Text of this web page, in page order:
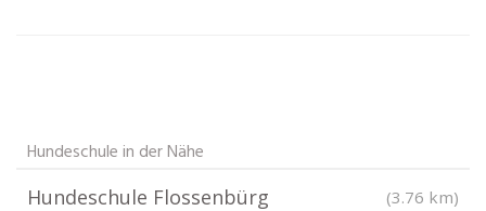
Hundeschule in der Nähe
Hundeschule Flossenbürg (3.76 km)